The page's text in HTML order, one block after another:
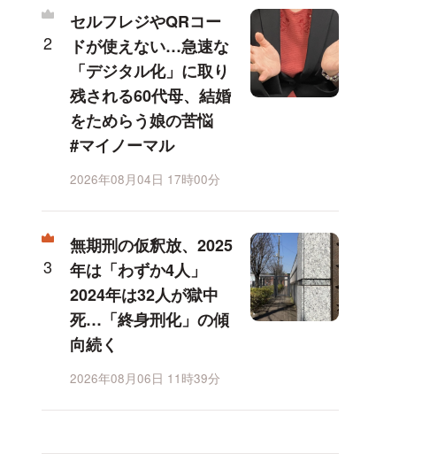
セルフレジやQRコー
ドが使えない…急速な
「デジタル化」に取り
残される60代母、結婚
をためらう娘の苦悩
#マイノーマル
2026年08月04日 17時00分
無期刑の仮釈放、2025
年は「わずか4人」
2024年は32人が獄中
死…「終身刑化」の傾
向続く
2026年08月06日 11時39分